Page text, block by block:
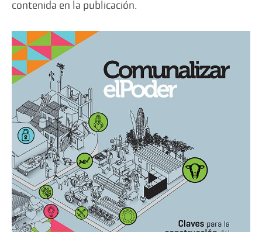
contenida en la publicación.